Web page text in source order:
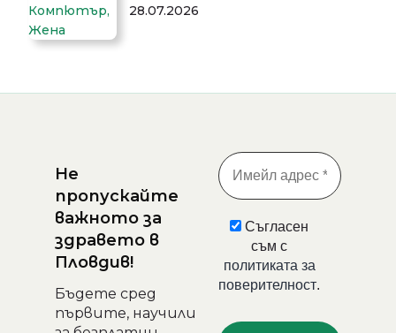
28.07.2026
Не
пропускайте
важното за
здравето в
Пловдив!
Бъдете сред
първите, научили
Съгласен
съм с
политиката за
поверителност.